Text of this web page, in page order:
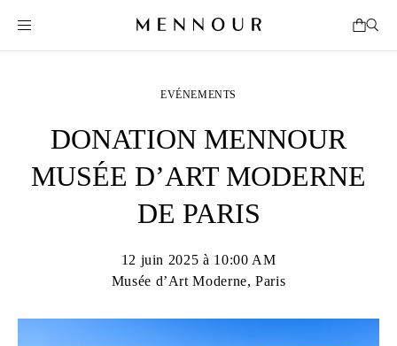
EVÉNEMENTS
DONATION MENNOUR
MUSÉE D’ART MODERNE
DE PARIS
12 juin 2025 à 10:00 AM
Musée d’Art Moderne, Paris